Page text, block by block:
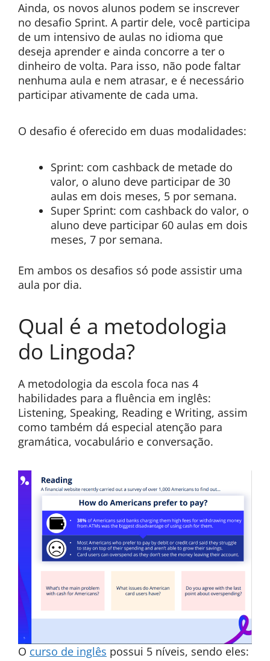
Ainda, os novos alunos podem se inscrever
no desafio Sprint. A partir dele, você participa
de um intensivo de aulas no idioma que
deseja aprender e ainda concorre a ter o
dinheiro de volta. Para isso, não pode faltar
nenhuma aula e nem atrasar, e é necessário
participar ativamente de cada uma.
O desafio é oferecido em duas modalidades:
Sprint: com cashback de metade do
valor, o aluno deve participar de 30
aulas em dois meses, 5 por semana.
Super Sprint: com cashback do valor, o
aluno deve participar 60 aulas em dois
meses, 7 por semana.
Em ambos os desafios só pode assistir uma
aula por dia.
Qual é a metodologia
do Lingoda?
A metodologia da escola foca nas 4
habilidades para a fluência em inglês:
Listening, Speaking, Reading e Writing, assim
como também dá especial atenção para
gramática, vocabulário e conversação.
O curso de inglês possui 5 níveis, sendo eles: